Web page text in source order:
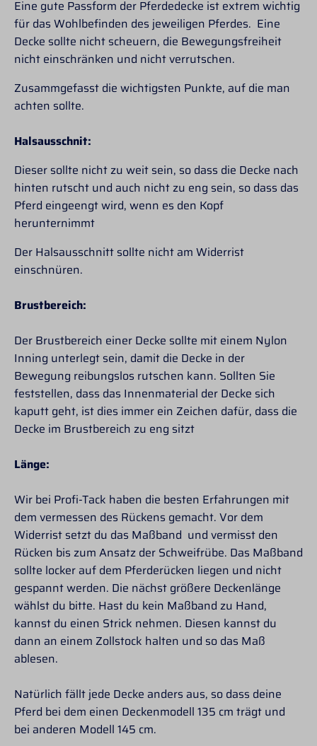
Eine gute Passform der Pferdedecke ist extrem wichtig
für das Wohlbefinden des jeweiligen Pferdes. Eine
Decke sollte nicht scheuern, die Bewegungsfreiheit
nicht einschränken und nicht verrutschen.
Zusammgefasst die wichtigsten Punkte, auf die man
achten sollte.
Halsausschnit:
Dieser sollte nicht zu weit sein, so dass die Decke nach
hinten rutscht und auch nicht zu eng sein, so dass das
Pferd eingeengt wird, wenn es den Kopf
herunternimmt
Der Halsausschnitt sollte nicht am Widerrist
einschnüren.
Brustbereich:
Der Brustbereich einer Decke sollte mit einem Nylon
Inning unterlegt sein, damit die Decke in der
Bewegung reibungslos rutschen kann. Sollten Sie
feststellen, dass das Innenmaterial der Decke sich
kaputt geht, ist dies immer ein Zeichen dafür, dass die
Decke im Brustbereich zu eng sitzt
Länge:
Wir bei Profi-Tack haben die besten Erfahrungen mit
dem vermessen des Rückens gemacht. Vor dem
Widerrist setzt du das Maßband und vermisst den
Rücken bis zum Ansatz der Schweifrübe. Das Maßband
sollte locker auf dem Pferderücken liegen und nicht
gespannt werden. Die nächst größere Deckenlänge
wählst du bitte. Hast du kein Maßband zu Hand,
kannst du einen Strick nehmen. Diesen kannst du
dann an einem Zollstock halten und so das Maß
ablesen.
Natürlich fällt jede Decke anders aus, so dass deine
Pferd bei dem einen Deckenmodell 135 cm trägt und
bei anderen Modell 145 cm.